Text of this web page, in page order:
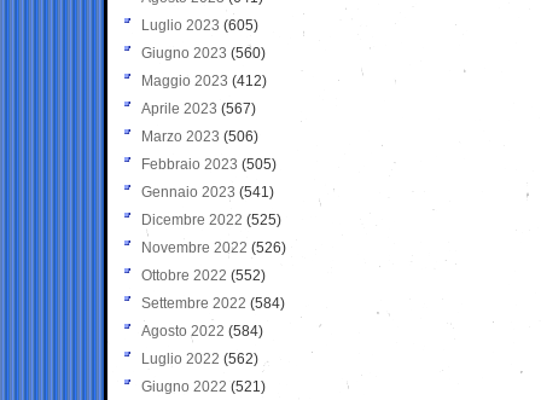
Luglio 2023 (605)
Giugno 2023 (560)
Maggio 2023 (412)
Aprile 2023 (567)
Marzo 2023 (506)
Febbraio 2023 (505)
Gennaio 2023 (541)
Dicembre 2022 (525)
Novembre 2022 (526)
Ottobre 2022 (552)
Settembre 2022 (584)
Agosto 2022 (584)
Luglio 2022 (562)
Giugno 2022 (521)